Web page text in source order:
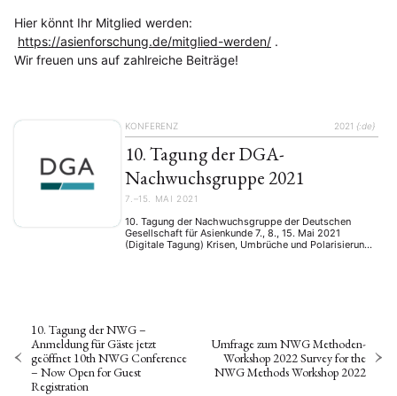
Hier könnt Ihr Mitglied werden:
https://asienforschung.de/mitglied-werden/ .
Wir freuen uns auf zahlreiche Beiträge!
KONFERENZ 2021 {:de}
10. Tagung der DGA-
Nachwuchsgruppe 2021
7.–15. MAI 2021
10. Tagung der Nachwuchsgruppe der Deutschen
Gesellschaft für Asienkunde 7., 8., 15. Mai 2021
(Digitale Tagung) Krisen, Umbrüche und Polarisierung
10. Tagung der NWG –
Anmeldung für Gäste jetzt
geöffnet 10th NWG Conference
– Now Open for Guest
Registration
Umfrage zum NWG Methoden-
Workshop 2022 Survey for the
NWG Methods Workshop 2022